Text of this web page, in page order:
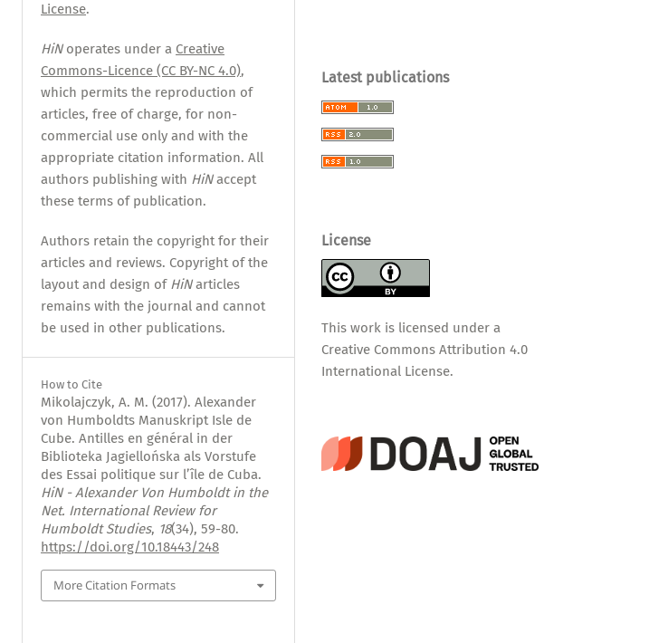
License.
HiNoperates under a Creative
Commons-Licence (CC BY-NC 4.0),
which permits the reproduction of
articles, free of charge, for non-
commercial use only and with the
appropriate citation information. All
authors publishing with HiNaccept
these terms of publication.
Authors retain the copyright for their
articles and reviews. Copyright of the
layout and design of HiNarticles
remains with the journal and cannot
be used in other publications.
How to Cite
Mikolajczyk, A. M. (2017). Alexander
von Humboldts Manuskript Isle de
Cube. Antilles en général in der
Biblioteka Jagiellońska als Vorstufe
des Essai politique sur l’île de Cuba.
HiN - Alexander Von Humboldt in the
Net. International Review for
Humboldt Studies, 18(34), 59-80.
https://doi.org/10.18443/248
More Citation Formats
Latest publications
License
This work is licensed under a
Creative Commons Attribution 4.0
International License.